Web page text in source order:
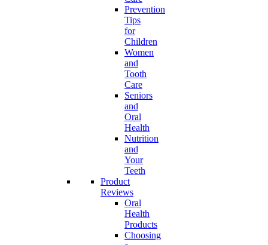
Prevention
Tips
for
Children
Women
and
Tooth
Care
Seniors
and
Oral
Health
Nutrition
and
Your
Teeth
Product
Reviews
Oral
Health
Products
Choosing